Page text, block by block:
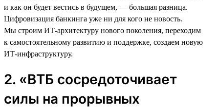
и как он будет вестись в будущем, — большая разница.
Цифровизация банкинга уже ни для кого не новость.
Мы строим ИТ-архитектуру нового поколения, переходим
к самостоятельному развитию и поддержке, создаем новую
ИТ-инфраструктуру.
2. «ВТБ сосредоточивает
силы на прорывных